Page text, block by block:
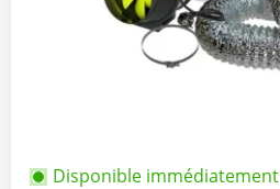
Disponible immédiatement